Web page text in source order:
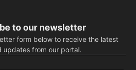
to our newsletter
form below to receive the latest
updates from our portal.